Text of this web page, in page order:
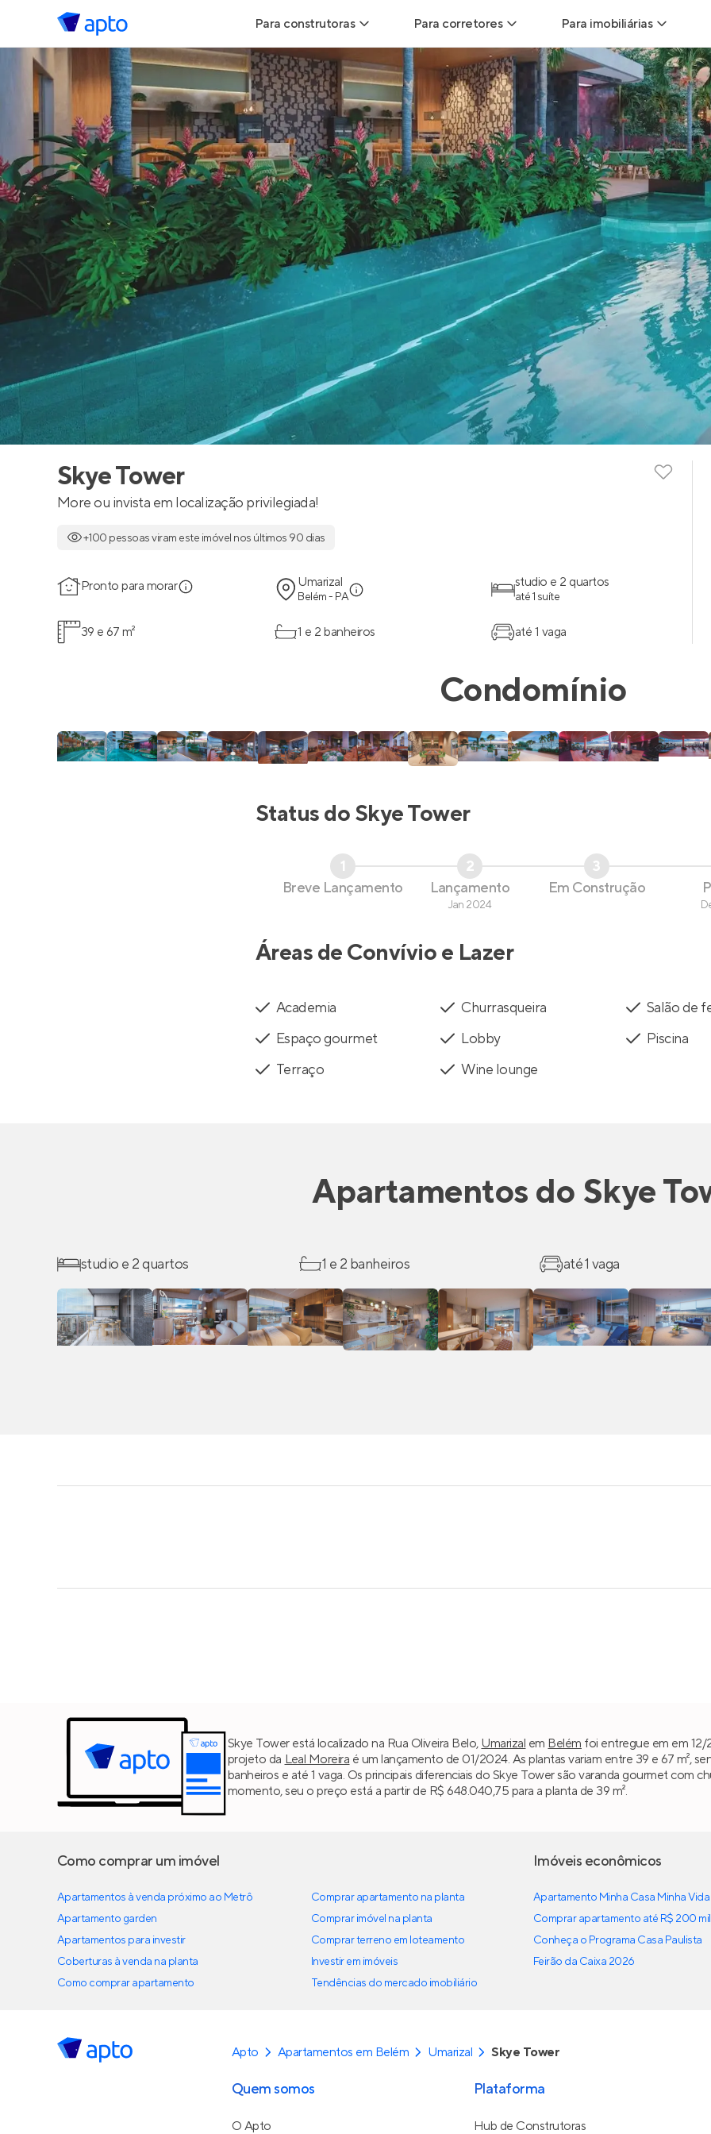
Para construtoras
Geração de Leads
Geração de Visitas
Geração de Vendas
Maiores Construtoras
Parcerias Imobiliárias
Anunciar Imóveis
Para corretores
Leads para Corretores
Corretor+
Parcerias imobiliárias
Hub de Corretores
Perfil Verificado
Anunciar imóveis
Para imobiliárias
Leads para
Hub de imobiliárias
Anunciar imóveis
Skye Tower
More ou invista em localização privilegiada!
+100 pessoas viram este imóvel nos últimos 90 dias
Pronto para morar Umarizal
Belém - PA
studio e 2 quartos
até 1 suíte
39 e 67 m² 1 e 2 banheiros até 1 vaga
Condomínio
Status doSkye Tower
1
Breve Lançamento
2
Lançamento
Jan 2024
3
Em Construção
Áreas de Convívio e Lazer
Academia Churrasqueira
Salão de
Espaço gourmet
Lobby
Piscina
Terraço
Wine lounge
Apartamentos do Skye
studio e 2 quartos 1 e 2 banheiros até 1 vaga
Skye Tower está localizado na Rua Oliveira Belo, Umarizal em Belém foi entregue em em 12/
projeto da Leal Moreira é um lançamento de 01/2024. As plantas variam entre 39 e 67 m²,
banheiros e até 1 vaga. Os principais diferenciais do Skye Tower são varanda gourmet com
momento, seu o preço está a partir de R$ 648.040,75 para a planta de 39 m².
Como comprar um imóvel
Apartamentos à venda próximo ao Metrô
Apartamento garden
Apartamentos para investir
Coberturas à venda na planta
Como comprar apartamento
Comprar apartamento na planta
Comprar imóvel na planta
Comprar terreno em loteamento
Investir em imóveis
Tendências do mercado imobiliário
Imóveis econômicos
Apartamento Minha Casa Minha Vida
Comprar apartamento até R$ 200 mil
Conheça o Programa Casa Paulista
Feirão da Caixa 2026
Apto Apartamentos em Belém Umarizal Skye Tower
Quem somos
O Apto
Plataforma
Hub de Construtoras